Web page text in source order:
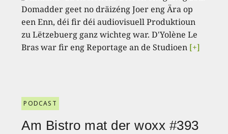
Domadder geet no dräizéng Joer eng Ära op
een Enn, déi fir déi audiovisuell Produktioun
zu Lëtzebuerg ganz wichteg war. D'Yolène Le
Bras war fir eng Reportage an de Studioen [+]
PODCAST
Am Bistro mat der woxx #393